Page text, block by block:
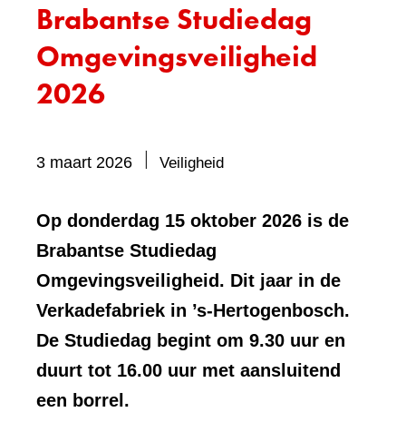
Brabantse Studiedag
Omgevingsveiligheid
2026
3 maart 2026 VeiligheidBevat
element:
Op donderdag 15 oktober 2026 is de
Brabantse Studiedag
Omgevingsveiligheid. Dit jaar in de
Verkadefabriek in ’s-Hertogenbosch.
De Studiedag begint om 9.30 uur en
duurt tot 16.00 uur met aansluitend
een borrel.